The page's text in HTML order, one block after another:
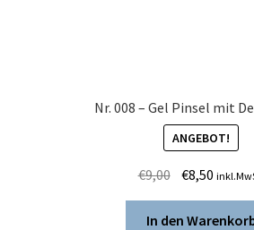
Nr. 008 – Gel Pinsel mit
ANGEBOT!
€9,00
war:
€8,50
ist:
In den